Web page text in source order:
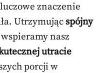
znaczenie
Utrzymując spójny
nasz
utracie
porcji w